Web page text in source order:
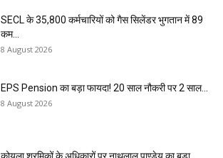
SECL के 35,800 कर्मचारियों को गैस सिलेंडर भुगतान में ₹89
कम...
8 August 2026
EPS Pension का बड़ा फायदा! 20 साल नौकरी पर 2 साल...
8 August 2026